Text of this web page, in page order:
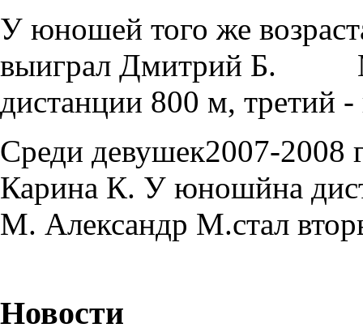
У юношей того же
выиграл Дмитрий Б.
дистанции 800 м, третий
Среди девушек2007-2008
Карина К. У юношйна
М. Александр М.стал
Новости